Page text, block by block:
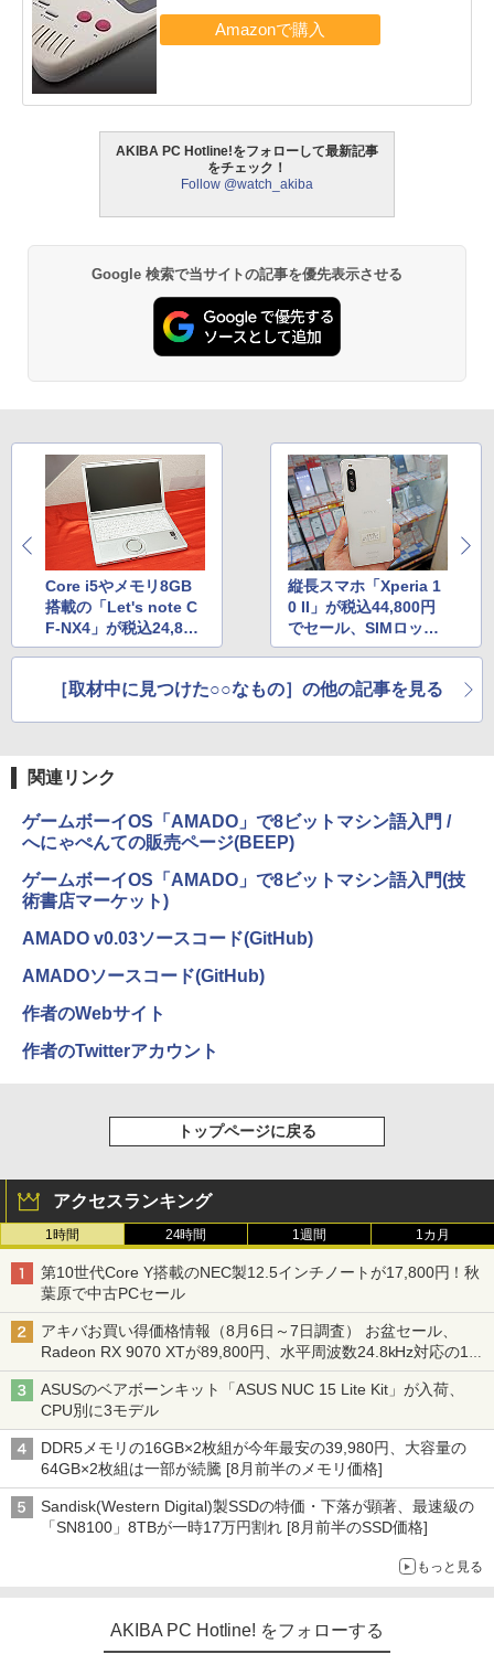
AKIBA PC Hotline!をフォローして最新記事
をチェック！
Follow @watch_akiba
Google 検索で当サイトの記事を優先表示させる
Core i5やメモリ8GB
搭載の「Let's note C
F-NX4」が税込24,800
円でセール
縦長スマホ「Xperia 1
0 II」が税込44,800円
でセール、SIMロック
解除済みの未使用品
［取材中に見つけた○○なもの］の他の記事を見る
関連リンク
ゲームボーイOS「AMADO」で8ビットマシン語入門 /
へにゃぺんての販売ページ(BEEP)
ゲームボーイOS「AMADO」で8ビットマシン語入門(技
術書店マーケット)
AMADO v0.03ソースコード(GitHub)
AMADOソースコード(GitHub)
作者のWebサイト
作者のTwitterアカウント
トップページに戻る
アクセスランキング
1時間 24時間 1週間 1カ月
第10世代Core Y搭載のNEC製12.5インチノートが17,800円！秋
葉原で中古PCセール
アキバお買い得価格情報（8月6日～7日調査） お盆セール、
Radeon RX 9070 XTが89,800円、水平周波数24.8kHz対応の17
型モニターが9,801円、暑さ指数連動セール ほか
ASUSのベアボーンキット「ASUS NUC 15 Lite Kit」が入荷、
CPU別に3モデル
DDR5メモリの16GB×2枚組が今年最安の39,980円、大容量の
64GB×2枚組は一部が続騰 [8月前半のメモリ価格]
Sandisk(Western Digital)製SSDの特価・下落が顕著、最速級の
「SN8100」8TBが一時17万円割れ [8月前半のSSD価格]
もっと見る
AKIBA PC Hotline! をフォローする